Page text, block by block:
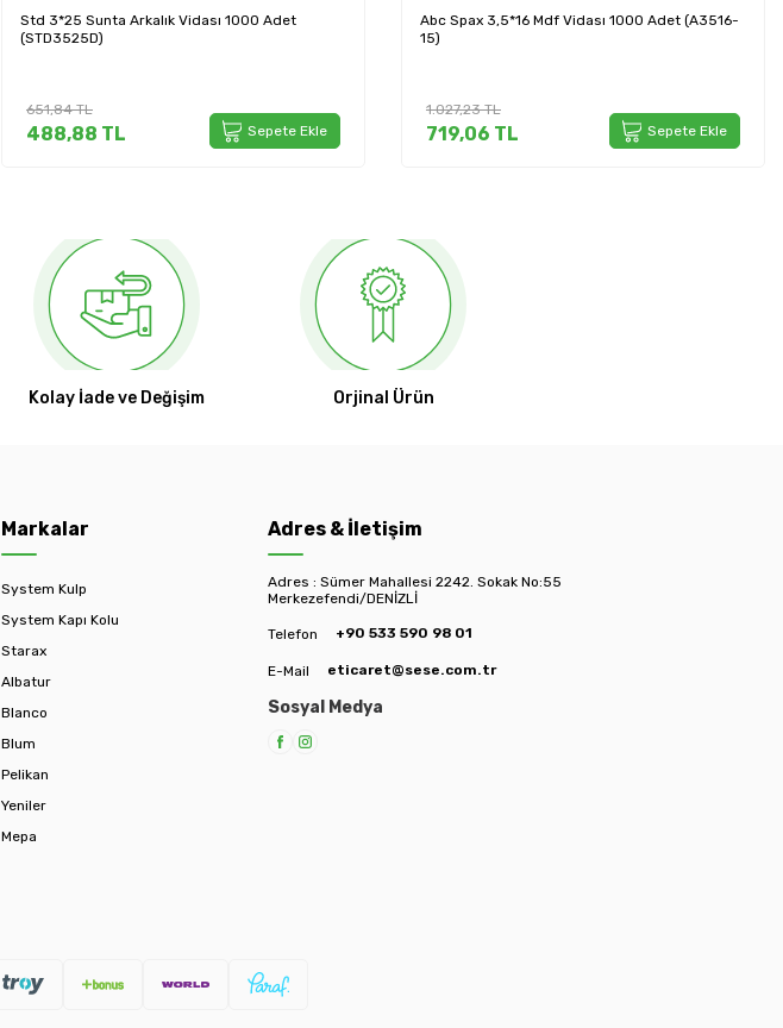
Std 3*25 Sunta Arkalık Vidası 1000 Adet
(STD3525D)
651,84TL
488,88 TL Sepete Ekle
Abc Spax 3,5*16 Mdf Vidası 1000 Adet (A3516-
15)
1.027,23TL
719,06 TL Sepete Ekle
Kolay İade ve Değişim Orjinal Ürün
Markalar
System Kulp
System Kapı Kolu
Starax
Albatur
Blanco
Blum
Pelikan
Yeniler
Mepa
Adres & İletişim
Adres : Sümer Mahallesi 2242. Sokak No:55
Merkezefendi/DENİZLİ
Telefon +90 533 590 98 01
E-Mail eticaret@sese.com.tr
Sosyal Medya